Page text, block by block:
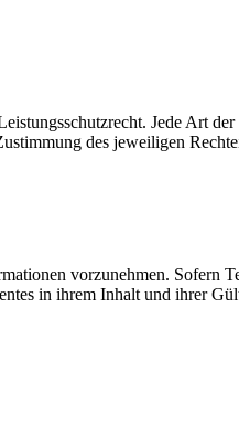
Jede Art
des jeweiligen
vorzunehmen. Sofern
in ihrem Inhalt und ihrer